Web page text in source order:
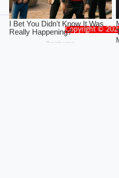
Copyright ©